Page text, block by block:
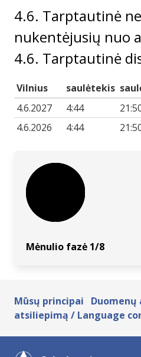
4.6. Tarptautinė
nukentėjusių nuo
4.6. Tarptautinė
Vilnius saulėtekis
4.6.2027
4:44
4.6.2026
4:44
Mėnulio fazė 1/8
Mūsų principai Duomenų
atsiliepimą / Language